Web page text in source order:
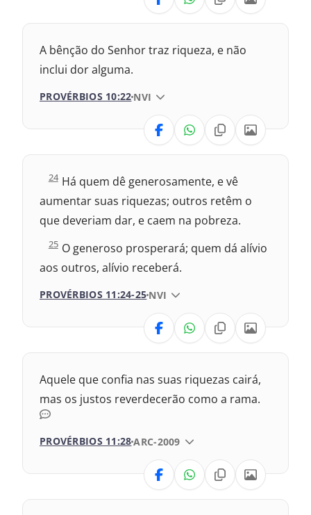
2017 – Nova Almeida Atualizada
2009 – Almeida Revisada e Corrigida
1969 – Almeida Revisada e Corrigida
A bênção do Senhor traz riqueza, e não
inclui dor alguma.
PROVÉRBIOS 10:22 VERSÃO DA BÍBLIA
NVI
VERSÃO
2017 – Nova Almeida Atualizada
2009 – Almeida Revisada e Corrigida
1969 – Almeida Revisada e Corrigida
1993 – Almeida Revisada e Atualizada
P
o
é
r
b
i
s
1
:
24 Há quem dê generosamente, e vê
aumentar suas riquezas; outros retêm o
que deveriam dar, e caem na pobreza.
P
o
é
i
s
1
25 O generoso prosperará; quem dá alívio
aos outros, alívio receberá.
PROVÉRBIOS 11:24-25 VERSÃO DA BÍBLIA
NVI
VERSÃO
2017 – Nova Almeida Atualizada
1969 – Almeida Revisada e Corrigida
1993 – Almeida Revisada e Atualizada
Aquele que confia nas suas riquezas cairá,
mas os justos reverdecerão como a rama.
PROVÉRBIOS 11:28 VERSÃO DA BÍBLIA
ARC-2009
VERSÃO